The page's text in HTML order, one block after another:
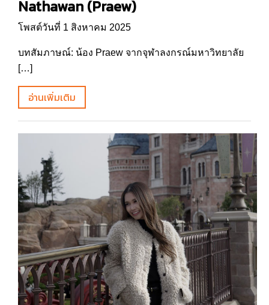
Nathawan (Praew)
โพสต์วันที่ 1 สิงหาคม 2025
บทสัมภาษณ์: น้อง Praew จากจุฬาลงกรณ์มหาวิทยาลัย
[…]
อ่านเพิ่มเติม